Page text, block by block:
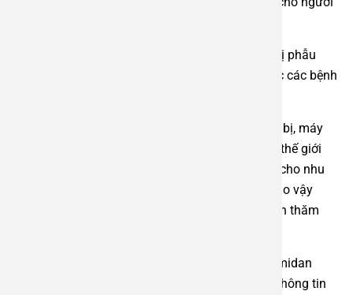
Bệnh viện An Việt tự hào là địa chỉ uy tín, chữa trị phẫu
thuật thành công cho hàng ngàn bệnh nhân mắc các bệnh
Bệnh viện Đa khoa An Việt sở hữu hệ thống thiết bị, máy
móc hiện đại, đồng bộ từ các nước tiên tiến trên thế giới
như: Mỹ, Nhật, Đức,… đảm bảo phục vụ tốt nhất cho nhu
cầu chăm sóc sức khỏe toàn diện, chuyên sâu. Do vậy
khách hàng hoàn toàn có thể yên tâm khi đặt lịch thăm
Ngay bây giờ, nếu bạn đang cần tư vấn về cắt amidan
hoặc điều trị tình trạng viêm amidan, hãy để lại thông tin